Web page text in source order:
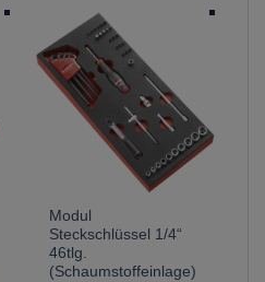
Modul
Steckschlüssel 1/4“
46tlg.
(Schaumstoffeinlage)